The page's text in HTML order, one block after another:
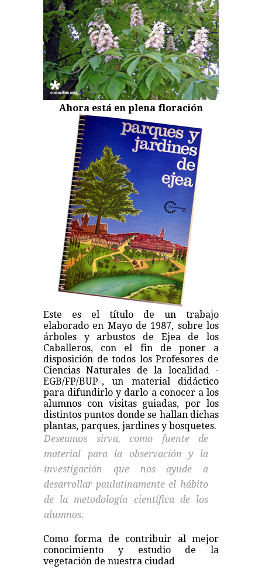
Ahora está en plena floración
Este es el título de un trabajo
elaborado en Mayo de 1987, sobre los
árboles y arbustos de Ejea de los
Caballeros, con el fin de poner a
disposición de todos los Profesores de
Ciencias Naturales de la localidad -
EGB/FP/BUP-, un material didáctico
para difundirlo y darlo a conocer a los
alumnos con visitas guiadas, por los
distintos puntos donde se hallan dichas
plantas, parques, jardines y bosquetes.
Deseamos sirva, como fuente de
material para la observación y la
investigación que nos ayude a
desarrollar paulatinamente el hábito
de la metodología científica de los
alumnos.
Como forma de contribuir al mejor
conocimiento y estudio de la
vegetación de nuestra ciudad